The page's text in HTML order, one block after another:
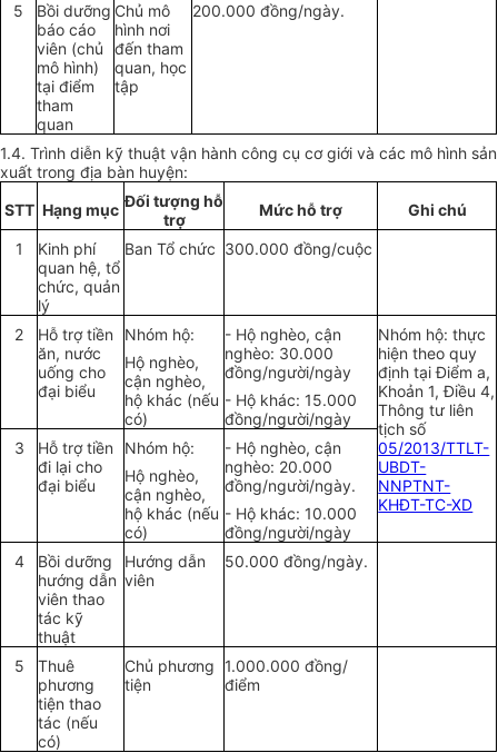
5
Bồi dưỡng
báo cáo
viên (chủ
mô hình)
tại điểm
tham
quan
Chủ mô
hình nơi
đến tham
quan, học
tập
200.000 đồng/ngày.
1.4. Trình diễn kỹ thuật vận hành công cụ cơ giới và các mô hình sản
xuất trong địa bàn huyện:
STT Hạng mục Đối tượng hỗ
trợ
Mức hỗ trợ Ghi chú
1
Kinh phí
quan hệ, tổ
chức, quản
lý
Ban Tổ chức 300.000 đồng/cuộc
2
Hỗ trợ tiền
ăn, nước
uống cho
đại biểu
Nhóm hộ:
Hộ nghèo,
cận nghèo,
hộ khác (nếu
có)
- Hộ nghèo, cận
nghèo: 30.000
đồng/người/ngày
- Hộ khác: 15.000
đồng/người/ngày
Nhóm hộ: thực
hiện theo quy
định tại Điểm a,
Khoản 1, Điều 4,
Thông tư liên
tịch số
05/2013/TTLT-
UBDT-
NNPTNT-
KHĐT-TC-XD
3
Hỗ trợ tiền
đi lại cho
đại biểu
Nhóm hộ:
Hộ nghèo,
cận nghèo,
hộ khác (nếu
có)
- Hộ nghèo, cận
nghèo: 20.000
đồng/người/ngày.
- Hộ khác: 10.000
đồng/người/ngày
4
Bồi dưỡng
hướng dẫn
viên thao
tác kỹ
thuật
Hướng dẫn
viên
50.000 đồng/ngày.
5
Thuê
phương
tiện thao
tác (nếu
có)
Chủ phương
tiện
1.000.000 đồng/
điểm